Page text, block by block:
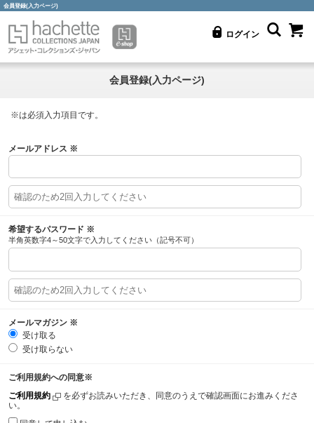
会員登録(入力ページ)
ログイン
会員登録(入力ページ)
※は必須入力項目です。
メールアドレス ※
希望するパスワード ※
半角英数字4～50文字で入力してください（記号不可）
メールマガジン ※
受け取る
受け取らない
ご利用規約への同意※
ご利用規約
を必ずお読みいただき、同意のうえで確認画面にお進みくださ
い。